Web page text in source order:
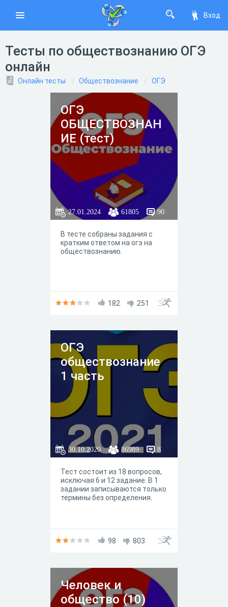
Вход
Тесты по обществознанию ОГЭ
онлайн
Онлайн тесты Обществознание ОГЭ
ОГЭ
ОБЩЕСТВОЗНАН
ИЕ (тест)
27.01.2024 61805 90
В тесте собраны задания с
кратким ответом на огэ на
обществознанию.
182 251
ОГЭ
обществознание
1 часть
30.10.2020 86989 8
Тест состоит из 18 вопросов,
исключая 6 и 12 задание. В 1
задании записываются только
термины без определения.
98 803
Человек и
общество (10)